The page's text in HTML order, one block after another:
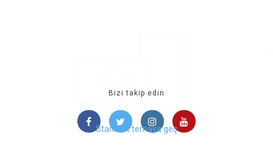
Bizi takip edin
Standart temaya geç